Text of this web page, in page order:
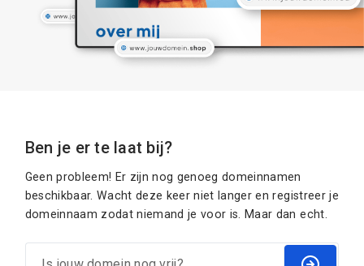
Ben je er te laat bij?
Geen probleem! Er zijn nog genoeg domeinnamen
beschikbaar. Wacht deze keer niet langer en registreer je
domeinnaam zodat niemand je voor is. Maar dan echt.